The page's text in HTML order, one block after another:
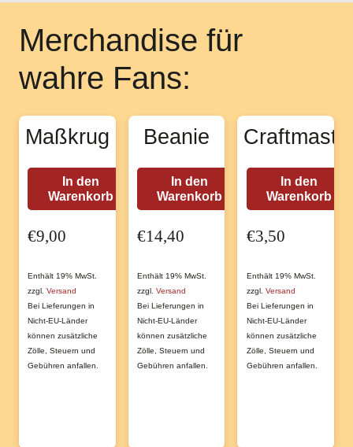
Merchandise für
wahre Fans:
Maßkrug
In den
Warenkorb
€9,00
Enthält 19% MwSt.
zzgl.Versand
Bei Lieferungen in
Nicht-EU-Länder
können zusätzliche
Zölle, Steuern und
Gebühren anfallen.
Beanie
In den
Warenkorb
€14,40
Enthält 19% MwSt.
zzgl. Versand
Bei Lieferungen in
Nicht-EU-Länder
können zusätzliche
Zölle, Steuern und
Gebühren anfallen.
In den
Warenkorb
€3,50
Enthält 19% MwSt.
zzgl. Versand
Bei Lieferungen in
Nicht-EU-Länder
können zusätzliche
Zölle, Steuern und
Gebühren anfallen.